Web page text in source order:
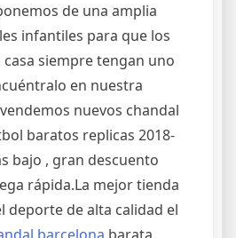
de una amplia
infantiles para que los
casa siempre tengan uno
en nuestra
nuevos chandal
baratos replicas 2018-
bajo , gran descuento
rápida.La mejor tienda
deporte de alta calidad el